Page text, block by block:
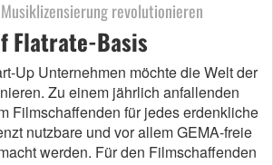
revolutionieren
Flatrate-Basis
Up Unternehmen möchte die Welt der
Zu einem jährlich anfallenden
Filmschaffenden für jedes erdenkliche
nutzbare und vor allem GEMA-freie
werden. Für den Filmschaffenden